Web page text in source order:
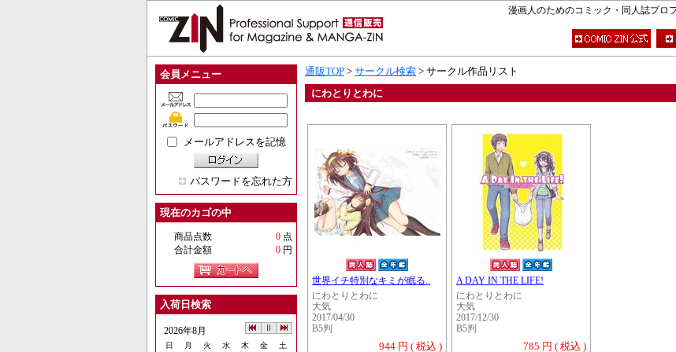
漫画人のためのコミック・同人誌プロ
会員メニュー
メールアドレスを記憶
パスワードを忘れた方
現在のカゴの中
商品点数 0 点
合計金額
0 円
入荷日検索
2026年8月
日 月 火 水 木 金 土
通販TOP > サークル検索 > サークル作品リスト
にわとりとわに
世界イチ特別なキミが眠る..
にわとりとわに
大気
2017/04/30
B5判
944 円 ( 税込 )
A DAY IN THE LIFE!
にわとりとわに
大気
2017/12/30
B5判
785 円 ( 税込 )